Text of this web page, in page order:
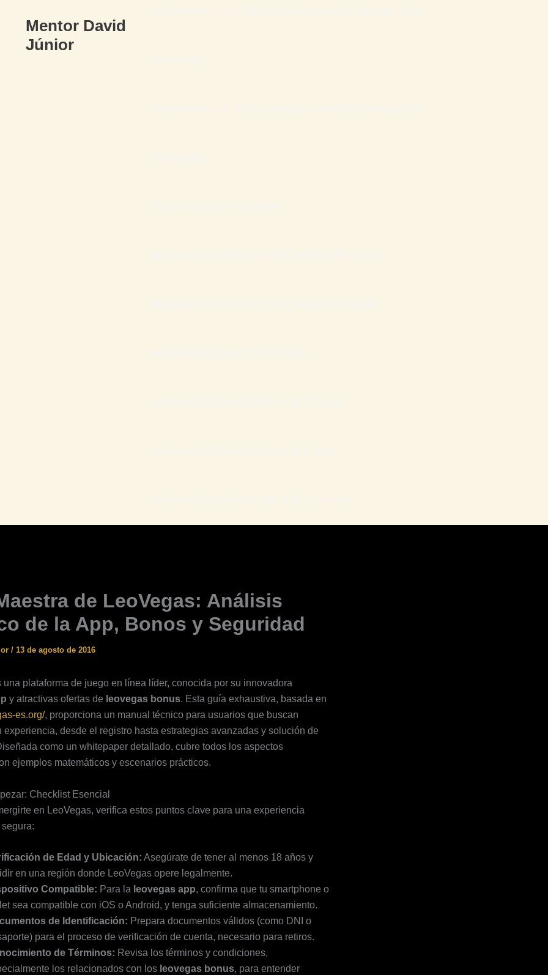
Mentor David
Júnior
de LeoVegas: Análisis
de la App, Bonos y Seguridad
/ 13 de agosto de 2016
una plataforma de juego en línea líder, conocida por su innovadora
y atractivas ofertas de leovegas bonus. Esta guía exhaustiva, basada en
es.org/, proporciona un manual técnico para usuarios que buscan
experiencia, desde el registro hasta estrategias avanzadas y solución de
como un whitepaper detallado, cubre todos los aspectos
ejemplos matemáticos y escenarios prácticos.
Checklist Esencial
en LeoVegas, verifica estos puntos clave para una experiencia
de Edad y Ubicación: Asegúrate de tener al menos 18 años y
en una región donde LeoVegas opere legalmente.
Compatible: Para la leovegas app, confirma que tu smartphone o
sea compatible con iOS o Android, y tenga suficiente almacenamiento.
de Identificación: Prepara documentos válidos (como DNI o
para el proceso de verificación de cuenta, necesario para retiros.
de Términos: Revisa los términos y condiciones,
los relacionados con los leovegas bonus, para entender